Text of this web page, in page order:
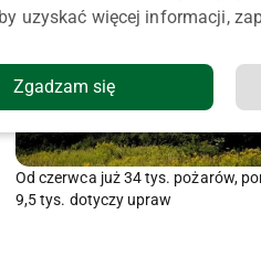
Od czerwca już 34 tys. pożarów,
9,5 tys. dotyczy upraw
uzyskać więcej informacji,
Zgadzam się